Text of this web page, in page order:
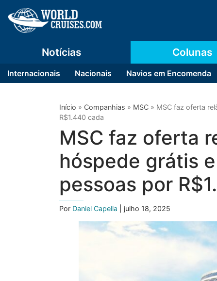
Notícias
Internacionais Nacionais Navios em Encomenda
Colunas
Início » Companhias » MSC » MSC faz oferta
R$1.440 cada
MSC faz oferta
hóspede grátis
pessoas por
Por Daniel Capella | julho 18, 2025